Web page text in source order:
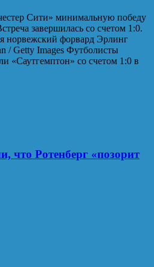
Сити» минимальную победу
завершилась со счетом 1:0.
норвежский форвард Эрлинг
/ Getty Images Футболисты
«Саутгемптон» со счетом 1:0 в
что Ротенберг «позорит